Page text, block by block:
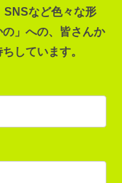
SNSなど色々な形
」への、皆さんか
しています。